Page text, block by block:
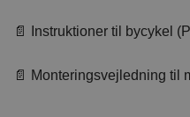
📄 Instruktioner til bycykel
📄 Monteringsvejledning til